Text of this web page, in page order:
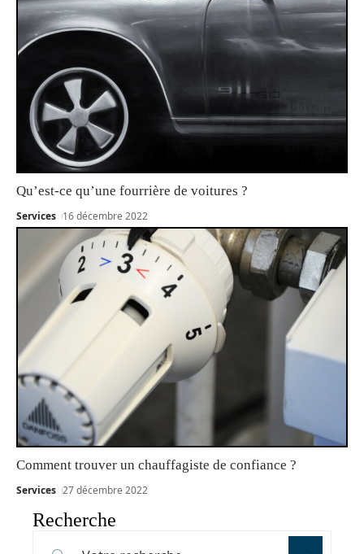
Qu’est-ce qu’une fourrière de voitures ?
Services 16 décembre 2022
Comment trouver un chauffagiste de confiance ?
Services 27 décembre 2022
Recherche